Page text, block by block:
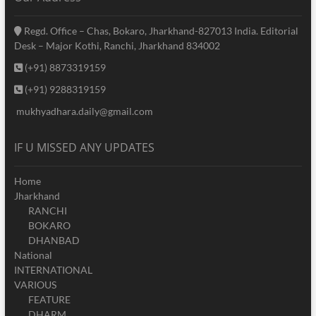
Regd. Office – Chas, Bokaro, Jharkhand-827013 India. Editorial
Desk – Major Kothi, Ranchi, Jharkhand 834002
(+91) 8873319159
(+91) 9288319159
mukhyadhara.daily@gmail.com
IF U MISSED ANY UPDATES
Home
Jharkhand
RANCHI
BOKARO
DHANBAD
National
INTERNATIONAL
VARIOUS
FEATURE